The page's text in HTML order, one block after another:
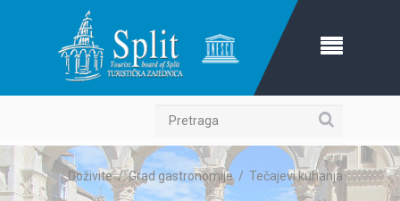
Pretraga
Doživite/Grad gastronomije/ Tečajevi kuhanja